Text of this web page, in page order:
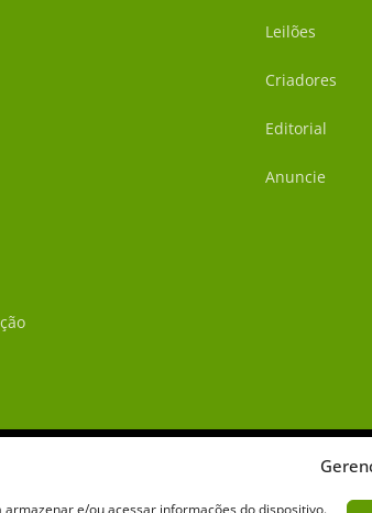
e/ou acessar informações do dispositivo.
Leilões
Criadores
Editorial
Anuncie